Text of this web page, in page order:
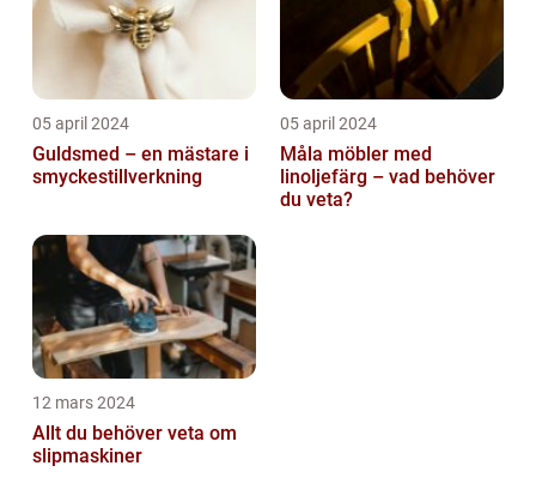
05 april 2024
Guldsmed – en mästare i
smyckestillverkning
05 april 2024
Måla möbler med
linoljefärg – vad behöver
du veta?
12 mars 2024
Allt du behöver veta om
slipmaskiner